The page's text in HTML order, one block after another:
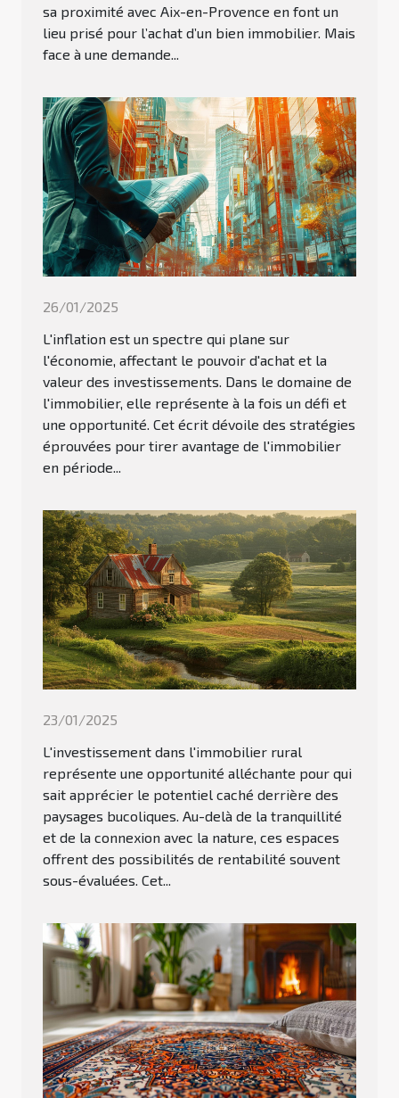
sa proximité avec Aix-en-Provence en font un
lieu prisé pour l’achat d’un bien immobilier. Mais
face à une demande...
26/01/2025
L'inflation est un spectre qui plane sur
l'économie, affectant le pouvoir d'achat et la
valeur des investissements. Dans le domaine de
l'immobilier, elle représente à la fois un défi et
une opportunité. Cet écrit dévoile des stratégies
éprouvées pour tirer avantage de l'immobilier
en période...
23/01/2025
L'investissement dans l'immobilier rural
représente une opportunité alléchante pour qui
sait apprécier le potentiel caché derrière des
paysages bucoliques. Au-delà de la tranquillité
et de la connexion avec la nature, ces espaces
offrent des possibilités de rentabilité souvent
sous-évaluées. Cet...